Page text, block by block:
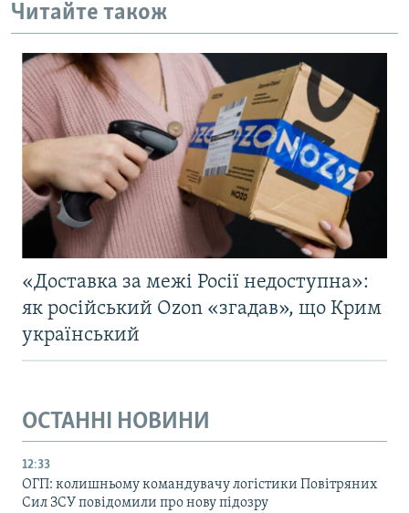
Читайте також
«Доставка за межі Росії недоступна»:
як російський Ozon «згадав», що Крим
український
ОСТАННІ НОВИНИ
12:33
ОГП: колишньому командувачу логістики Повітряних
Сил ЗСУ повідомили про нову підозру